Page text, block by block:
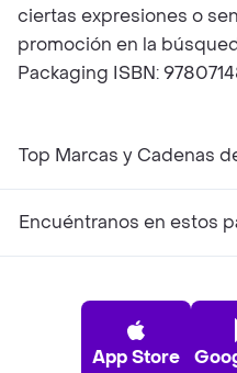
ciertas expresiones o
promoción en la
Packaging ISBN:
Top Marcas y Cadenas
Encuéntranos en estos
App Store